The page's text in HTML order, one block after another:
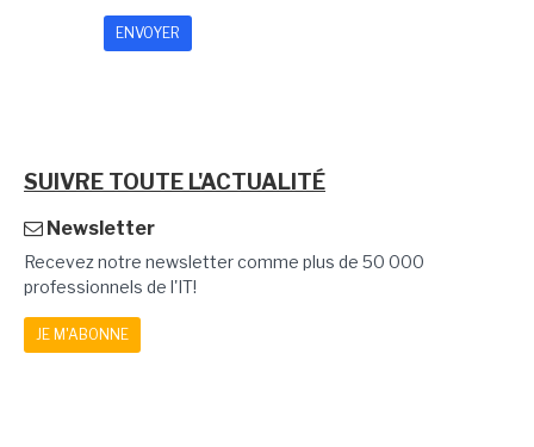
SUIVRE TOUTE L'ACTUALITÉ
Newsletter
Recevez notre newsletter comme plus de 50 000
professionnels de l'IT!
JE M'ABONNE